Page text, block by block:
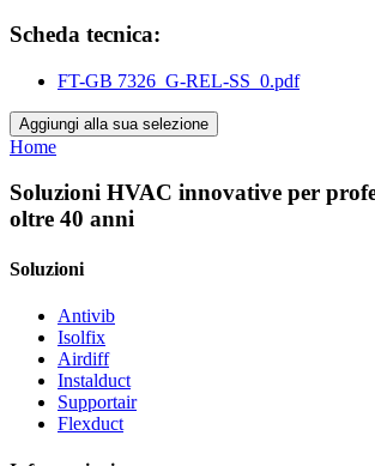
Scheda tecnica:
FT-GB 7326_G-REL-SS_0.pdf
Aggiungi alla sua selezione
Home
Soluzioni HVAC innovative per
oltre 40 anni
Soluzioni
Antivib
Isolfix
Airdiff
Instalduct
Supportair
Flexduct